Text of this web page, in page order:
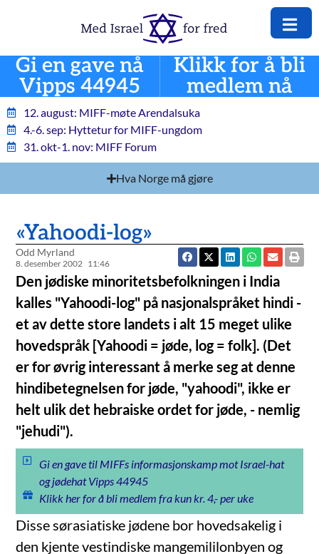
Gi en gave nå
Vipps 44945
Klikk for å bli
medlem nå
12. august: MIFF-møte Arendalsuka
4.-6. sep: Hyttetur for MIFF-ungdom
31. okt-1. nov: MIFF Forum
Hva Norge må gjøre
«Yahoodi-log»
Odd Myrland
8. desember 2002 11:46
Den jødiske minoritetsbefolkningen i India
kalles "Yahoodi-log" på nasjonalspråket hindi -
et av dette store landets i alt 15 meget ulike
hovedspråk [Yahoodi = jøde, log = folk]. (Det
er for øvrig interessant å merke seg at denne
hindibetegnelsen for jøde, "yahoodi", ikke er
helt ulik det hebraiske ordet for jøde, - nemlig
"jehudi").
Gi en gave til MIFFs informasjonskamp mot Israel-hat
og jødehat Vipps 44945
Klikk her for å bli medlem fra kun kr. 4,- per uke
Disse sørasiatiske jødene bor hovedsakelig i
den kjente vestindiske mangemililonbyen og